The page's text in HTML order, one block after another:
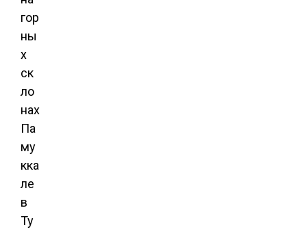
гор
ны
х
ск
ло
нах
Па
му
кка
ле
в
Ту